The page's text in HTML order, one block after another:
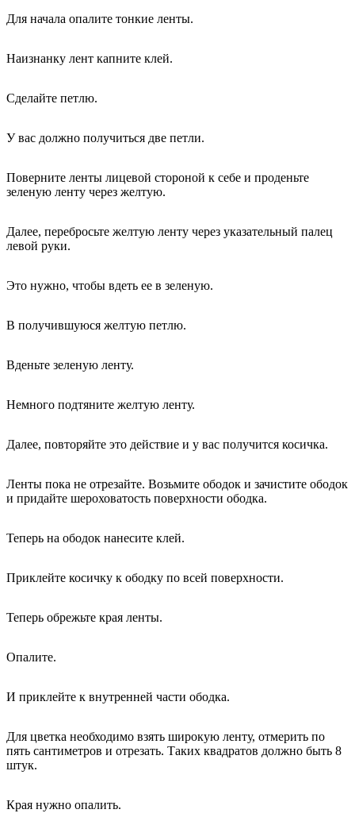
Для начала опалите тонкие ленты.
Наизнанку лент капните клей.
Сделайте петлю.
У вас должно получиться две петли.
Поверните ленты лицевой стороной к себе и проденьте
зеленую ленту через желтую.
Далее, перебросьте желтую ленту через указательный палец
левой руки.
Это нужно, чтобы вдеть ее в зеленую.
В получившуюся желтую петлю.
Вденьте зеленую ленту.
Немного подтяните желтую ленту.
Далее, повторяйте это действие и у вас получится косичка.
Ленты пока не отрезайте. Возьмите ободок и зачистите ободок
и придайте шероховатость поверхности ободка.
Теперь на ободок нанесите клей.
Приклейте косичку к ободку по всей поверхности.
Теперь обрежьте края ленты.
Опалите.
И приклейте к внутренней части ободка.
Для цветка необходимо взять широкую ленту, отмерить по
пять сантиметров и отрезать. Таких квадратов должно быть 8
штук.
Края нужно опалить.